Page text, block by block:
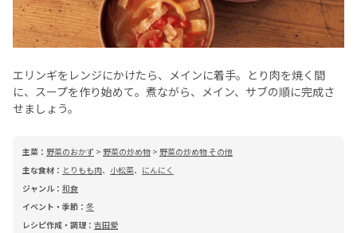
エリンギをレンジにかけたら、メインに着手。とり肉を焼く間
に、スープを作り始めて。煮ながら、メイン、サブの順に完成さ
せましょう。
主菜： 野菜のおかず > 野菜の炒め物 > 野菜の炒め物 その他
主な食材： とりもも肉、 小松菜、 にんにく
ジャンル： 和食
イベント・季節： 冬
レシピ作成・調理： 吉田愛